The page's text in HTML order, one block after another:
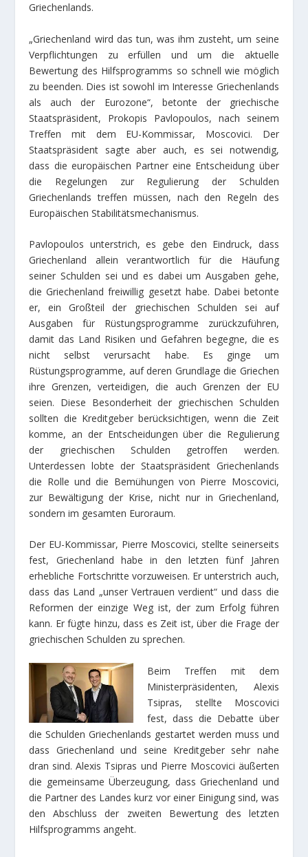
Griechenlands.
„Griechenland wird das tun, was ihm zusteht, um seine
Verpflichtungen zu erfüllen und um die aktuelle
Bewertung des Hilfsprogramms so schnell wie möglich
zu beenden. Dies ist sowohl im Interesse Griechenlands
als auch der Eurozone“, betonte der griechische
Staatspräsident, Prokopis Pavlopoulos, nach seinem
Treffen mit dem EU-Kommissar, Moscovici. Der
Staatspräsident sagte aber auch, es sei notwendig,
dass die europäischen Partner eine Entscheidung über
die Regelungen zur Regulierung der Schulden
Griechenlands treffen müssen, nach den Regeln des
Europäischen Stabilitätsmechanismus.
Pavlopoulos unterstrich, es gebe den Eindruck, dass
Griechenland allein verantwortlich für die Häufung
seiner Schulden sei und es dabei um Ausgaben gehe,
die Griechenland freiwillig gesetzt habe. Dabei betonte
er, ein Großteil der griechischen Schulden sei auf
Ausgaben für Rüstungsprogramme zurückzuführen,
damit das Land Risiken und Gefahren begegne, die es
nicht selbst verursacht habe. Es ginge um
Rüstungsprogramme, auf deren Grundlage die Griechen
ihre Grenzen, verteidigen, die auch Grenzen der EU
seien. Diese Besonderheit der griechischen Schulden
sollten die Kreditgeber berücksichtigen, wenn die Zeit
komme, an der Entscheidungen über die Regulierung
der griechischen Schulden getroffen werden.
Unterdessen lobte der Staatspräsident Griechenlands
die Rolle und die Bemühungen von Pierre Moscovici,
zur Bewältigung der Krise, nicht nur in Griechenland,
sondern im gesamten Euroraum.
Der EU-Kommissar, Pierre Moscovici, stellte seinerseits
fest, Griechenland habe in den letzten fünf Jahren
erhebliche Fortschritte vorzuweisen. Er unterstrich auch,
dass das Land „unser Vertrauen verdient“ und dass die
Reformen der einzige Weg ist, der zum Erfolg führen
kann. Er fügte hinzu, dass es Zeit ist, über die Frage der
griechischen Schulden zu sprechen.
Beim Treffen mit dem
Ministerpräsidenten, Alexis
Tsipras, stellte Moscovici
fest, dass die Debatte über
die Schulden Griechenlands gestartet werden muss und
dass Griechenland und seine Kreditgeber sehr nahe
dran sind. Alexis Tsipras und Pierre Moscovici äußerten
die gemeinsame Überzeugung, dass Griechenland und
die Partner des Landes kurz vor einer Einigung sind, was
den Abschluss der zweiten Bewertung des letzten
Hilfsprogramms angeht.